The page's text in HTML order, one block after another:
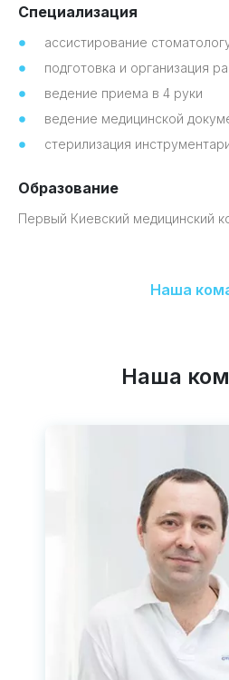
Специализация
ассистирование
подготовка и организация
ведение приема в 4 руки
ведение медицинской
стерилизация
Образование
Первый Киевский медицинский
Наша
Наша